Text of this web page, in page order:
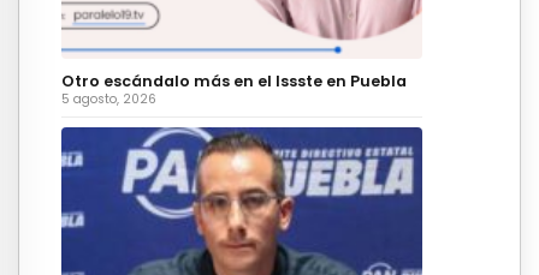
Otro escándalo más en el Issste en Puebla
5 agosto, 2026